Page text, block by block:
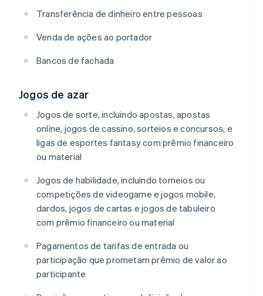
Transferência de dinheiro entre pessoas
Venda de ações ao portador
Bancos de fachada
Jogos de azar
Jogos de sorte, incluindo apostas, apostas
online, jogos de cassino, sorteios e concursos, e
ligas de esportes fantasy com prêmio financeiro
ou material
Jogos de habilidade, incluindo torneios ou
competições de videogame e jogos mobile,
dardos, jogos de cartas e jogos de tabuleiro
com prêmio financeiro ou material
Pagamentos de tarifas de entrada ou
participação que prometam prêmio de valor ao
participante